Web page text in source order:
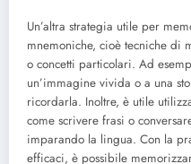
Un’altra strategia utile per
mnemoniche, cioè tecniche di
o concetti particolari. Ad
un’immagine vivida o a una
ricordarla. Inoltre, è utile
come scrivere frasi o
imparando la lingua. Con la
efficaci, è possibile